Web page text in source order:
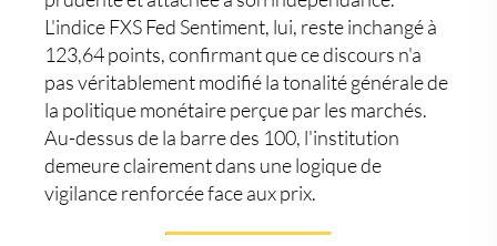
L'indice FXS Fed Sentiment, lui, reste inchangé à
123,64 points, confirmant que ce discours n'a
pas véritablement modifié la tonalité générale de
la politique monétaire perçue par les marchés.
Au-dessus de la barre des 100, l'institution
demeure clairement dans une logique de
vigilance renforcée face aux prix.